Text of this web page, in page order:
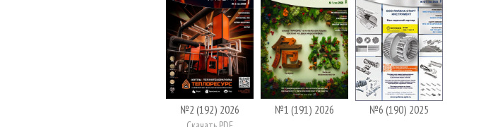
№2 (192) 2026 №1 (191) 2026 №6 (190) 2025